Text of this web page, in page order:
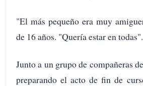
"El más pequeño era muy
de 16 años. "Quería estar en todas".
Junto a un grupo de compañeras
preparando el acto de fin de